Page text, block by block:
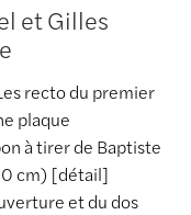
et Gilles
recto du premier
plaque
à tirer de Baptiste
cm) [détail]
et du dos